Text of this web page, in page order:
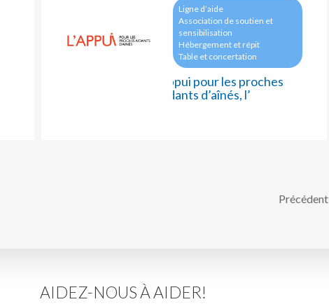
Ligne d’aide
Association de soutien et
sensibilisation
Hébergement et répit
Table et concertation
Appui pour les proches
aidants d’aînés, l’
Précédent
AIDEZ-NOUS À AIDER!